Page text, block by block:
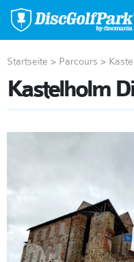
Startseite > Parcours >
Kastelholm